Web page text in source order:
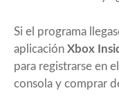
Si el programa
aplicación Xbox
para registrarse en
consola y comprar